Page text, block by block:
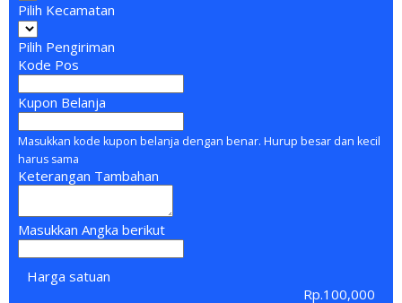
Pilih Kecamatan
Pilih Pengiriman
Kode Pos
Kupon Belanja
Masukkan kode kupon belanja dengan benar. Hurup besar dan kecil
harus sama
Keterangan Tambahan
Masukkan Angka berikut
Harga satuan
Rp.100,000